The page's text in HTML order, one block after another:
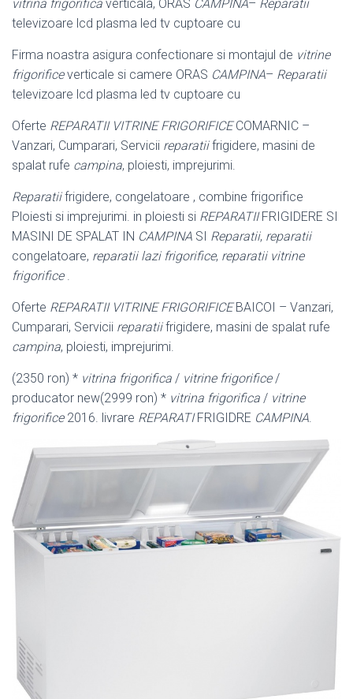
vitrina frigorifica verticala, ORAS CAMPINA– Reparatii
televizoare lcd plasma led tv cuptoare cu
Firma noastra asigura confectionare si montajul de vitrine
frigorificeverticale si camere ORAS CAMPINA– Reparatii
televizoare lcd plasma led tv cuptoare cu
Oferte REPARATII VITRINE FRIGORIFICECOMARNIC –
Vanzari, Cumparari, Servicii reparatiifrigidere, masini de
spalat rufe campina, ploiesti, imprejurimi.
Reparatiifrigidere, congelatoare , combine frigorifice
Ploiesti si imprejurimi. in ploiesti si REPARATIIFRIGIDERE SI
MASINI DE SPALAT IN CAMPINA SI Reparatii, reparatii
congelatoare, reparatii lazi frigorifice, reparatii vitrine
frigorifice.
Oferte REPARATII VITRINE FRIGORIFICEBAICOI – Vanzari,
Cumparari, Servicii reparatiifrigidere, masini de spalat rufe
campina, ploiesti, imprejurimi.
(2350 ron) * vitrina frigorifica / vitrine frigorifice/
producator new(2999 ron) * vitrina frigorifica / vitrine
frigorifice2016. livrare REPARATIFRIGIDRE CAMPINA.